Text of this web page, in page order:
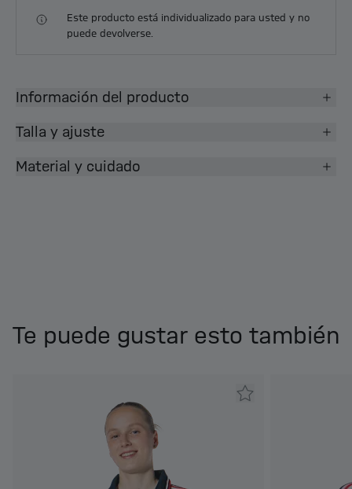
Este producto está individualizado para usted y no
puede devolverse.
Información del producto
Talla y ajuste
Material y cuidado
Te puede gustar esto también